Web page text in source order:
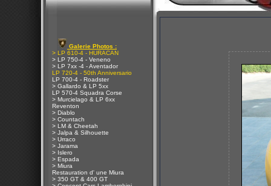
Galerie Photos :
> LP 610-4 - HURACAN
> LP 750-4 - Veneno
> LP 7xx -4 - Aventador
LP 720-4 - 50th Anniversario
LP 700-4 - Roadster
> Gallardo & LP 5xx
LP 570-4 Squadra Corse
> Murcielago & LP 6xx
Reventon
> Diablo
> Countach
> LM & Cheetah
> Jalpa & Silhouette
> Urraco
> Jarama
> Islero
> Espada
> Miura
Restauration d' une Miura
> 350 GT & 400 GT